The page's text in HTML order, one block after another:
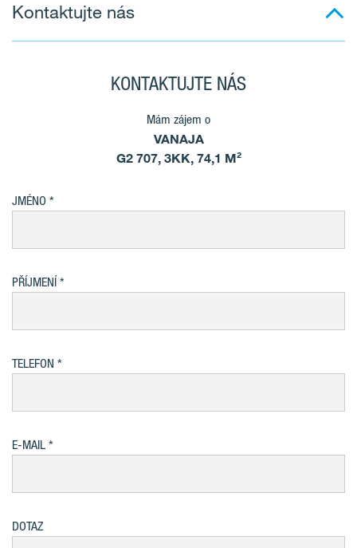
Kontaktujte nás
KONTAKTUJTE NÁS
Mám zájem o
VANAJA
G2 707, 3KK, 74,1 M²
JMÉNO
PŘÍJMENÍ
TELEFON
E-MAIL
DOTAZ